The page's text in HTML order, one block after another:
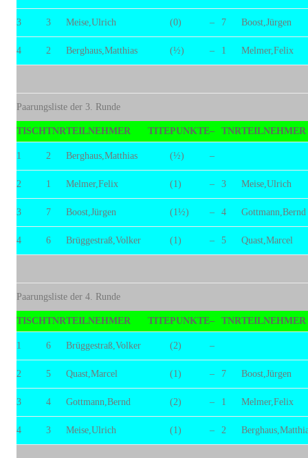
3 3 Meise,Ulrich (0) – 7 Boost,Jürgen
4 2 Berghaus,Matthias (½) – 1 Melmer,Felix
Paarungsliste der 3. Runde
TISCHTNRTEILNEHMER TITEPUNKTE– TNRTEILNEHMER
1 2 Berghaus,Matthias (½) –
2 1 Melmer,Felix (1) – 3 Meise,Ulrich
3 7 Boost,Jürgen (1½) – 4 Gottmann,Bernd
4 6 Brüggestraß,Volker (1) – 5 Quast,Marcel
Paarungsliste der 4. Runde
TISCHTNRTEILNEHMER TITEPUNKTE– TNRTEILNEHMER
1 6 Brüggestraß,Volker (2) –
2 5 Quast,Marcel (1) – 7 Boost,Jürgen
3 4 Gottmann,Bernd (2) – 1 Melmer,Felix
4 3 Meise,Ulrich (1) – 2